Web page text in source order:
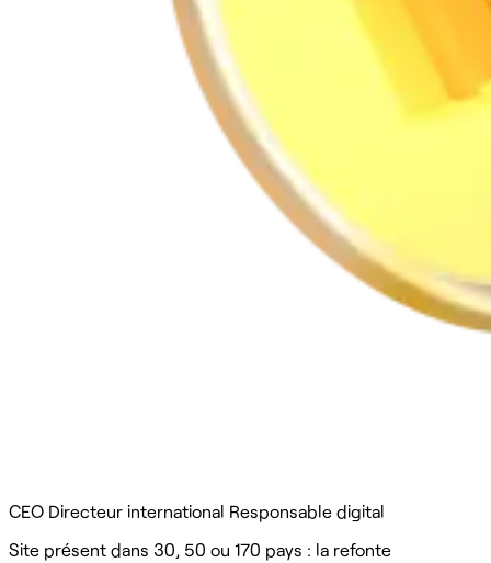
CEO Directeur international Responsable digital
Site présent dans 30, 50 ou 170 pays : la refonte